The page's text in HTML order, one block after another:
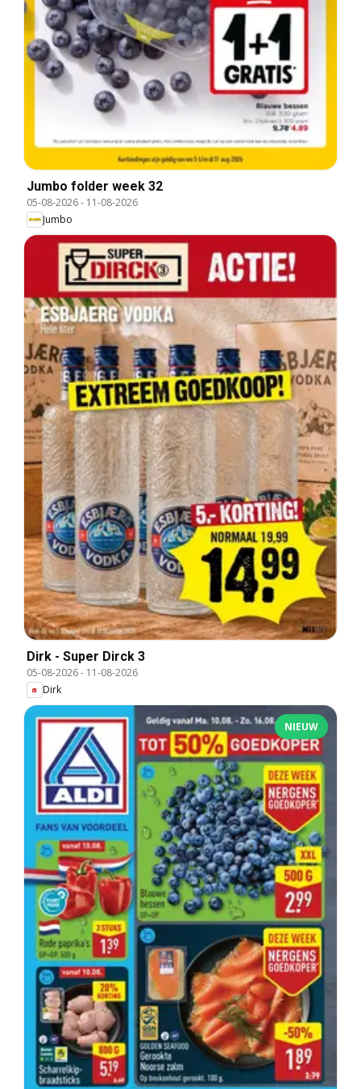
Jumbo folder week 32
05-08-2026- 11-08-2026
Jumbo
Dirk - Super Dirck 3
05-08-2026- 11-08-2026
Dirk
NIEUW